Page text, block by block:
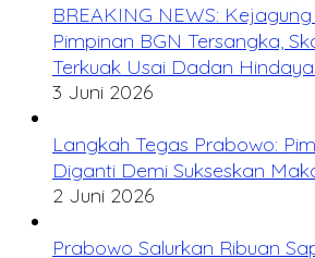
BREAKING NEWS:
Pimpinan BGN Tersangka,
Terkuak Usai Dadan
3 Juni 2026
Langkah Tegas Prabowo:
Diganti Demi Sukseskan
2 Juni 2026
Prabowo Salurkan Ribuan